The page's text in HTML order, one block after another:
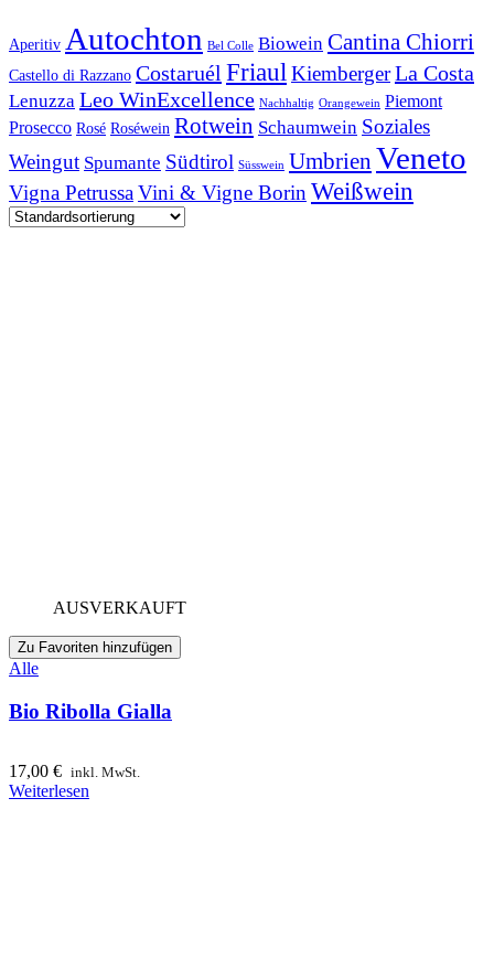
Aperitiv Autochton Bel Colle Biowein Cantina Chiorri
Castello di Razzano Costaruél FriaulKiembergerLa Costa
Lenuzza Leo WinExcellence Nachhaltig Orangewein Piemont
Prosecco Rosé Roséwein Rotwein Schaumwein Soziales
Weingut Spumante Südtirol Süsswein Umbrien Veneto
Vigna PetrussaVini & Vigne BorinWeißwein
AUSVERKAUFT
Zu Favoriten hinzufügen
Alle
Bio Ribolla Gialla
17,00 € inkl. MwSt.
Weiterlesen